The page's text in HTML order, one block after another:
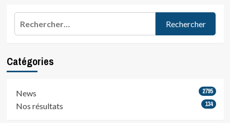
Catégories
News 2795
Nos résultats 134